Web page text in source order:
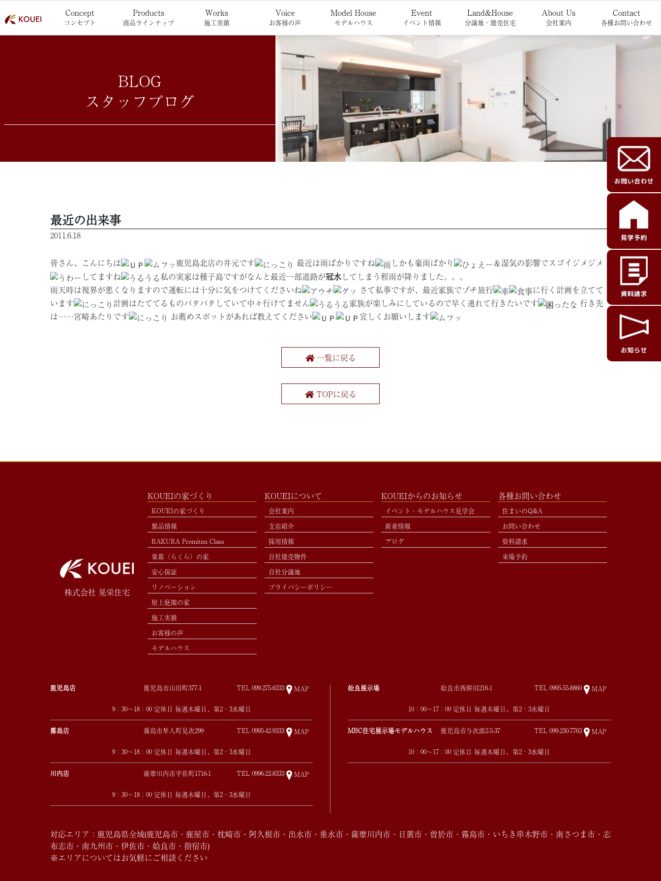
Concept
コンセプト
Products
商品ラインナップ
Works
施工実績
Voice
お客様の声
Model House
モデルハウス
Event
イベント情報
Land&House
分譲地・建売住宅
About Us
会社案内
Contact
各種お問い合わせ
BLOG
スタッフブログ
最近の出来事
2011.6.18
皆さん、こんにちは 鹿児島北店の井元です 最近は雨ばかりですね しかも豪雨ばかり
＆湿気の影響でスゴイジメジメ
してますね
私の実家は種子島ですがなんと最近一部道路が冠水してしまう程雨が降りました。。。
雨天時は視界が悪くなりますので運転には十分に気をつけてくださいね
さて私事ですが、最近家族でプチ旅行
に行く計画を立てて
います
計画はたててるものバタバタしていて中々行けてません 家族が楽しみにしているので早く連れて行きたいです
行き先
は……宮崎あたりです
お薦めスポットがあれば教えてください 宜しくお願いします
一覧に戻る
TOPに戻る
株式会社 晃栄住宅
KOUEIの家づくり
KOUEIの家づくり
製品情報
RAKURA Premium Class
楽暮（らくら）の家
安心保証
リノベーション
屋上庭園の家
施工実績
お客様の声
モデルハウス
KOUEIについて
会社案内
支店紹介
採用情報
自社建売物件
自社分譲地
プライバシーポリシー
KOUEIからのお知らせ
イベント・モデルハウス見学会
新着情報
ブログ
各種お問い合わせ
住まいのQ&A
お問い合わせ
資料請求
来場予約
鹿児島店 鹿児島市山田町377-1 TEL 099-275-6333 MAP
9：30～18：00 定休日 毎週木曜日、第2・3水曜日
霧島店 霧島市隼人町見次299 TEL 0995-42-9333 MAP
9：30～18：00 定休日 毎週木曜日、第2・3水曜日
川内店 薩摩川内市平佐町1716-1 TEL 0996-22-8333 MAP
9：30～18：00 定休日 毎週木曜日、第2・3水曜日
姶良展示場 姶良市西餅田216-1 TEL0995-55-8860 MAP
10：00～17：00 定休日 毎週木曜日、第2・3水曜日
MBC住宅展示場モデルハウス 鹿児島市与次郎2-5-37 TEL099-230-7763 MAP
10：00～17：00 定休日 毎週木曜日、第2・3水曜日
対応エリア：鹿児島県全域(鹿児島市・鹿屋市・枕崎市・阿久根市・出水市・垂水市・薩摩川内市・日置市・曽於市・霧島市・いちき串木野市・南さつま市・志
布志市・南九州市・伊佐市・姶良市・指宿市)
※エリアについてはお気軽にご相談ください